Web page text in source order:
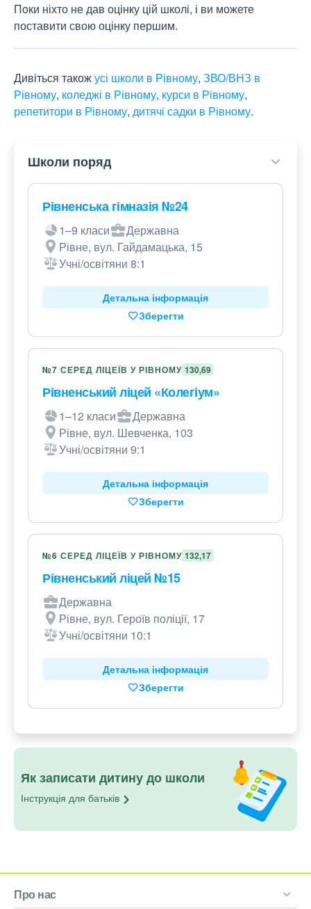
Поки ніхто не дав оцінку цій школі, і ви можете
поставити свою оцінку першим.
Дивіться такожусі школи в Рівному, ЗВО/ВНЗ в
Рівному, коледжі в Рівному, курси в Рівному,
репетитори в Рівному, дитячі садки в Рівному.
Школи поряд
Рівненська гімназія №24
1–9 класи
Державна
Рівне, вул. Гайдамацька, 15
Учні/освітяни 8:1
Детальна інформація
Зберегти
№7 СЕРЕД ЛІЦЕЇВ У РІВНОМУ 130,69
Рівненський ліцей «Колегіум»
1–12 класи
Державна
Рівне, вул. Шевченка, 103
Учні/освітяни 9:1
Детальна інформація
Зберегти
№6 СЕРЕД ЛІЦЕЇВ У РІВНОМУ 132,17
Рівненський ліцей №15
Державна
Рівне, вул. Героїв поліції, 17
Учні/освітяни 10:1
Детальна інформація
Зберегти
Як записати дитину до школи
Інструкція для батьків
Про нас